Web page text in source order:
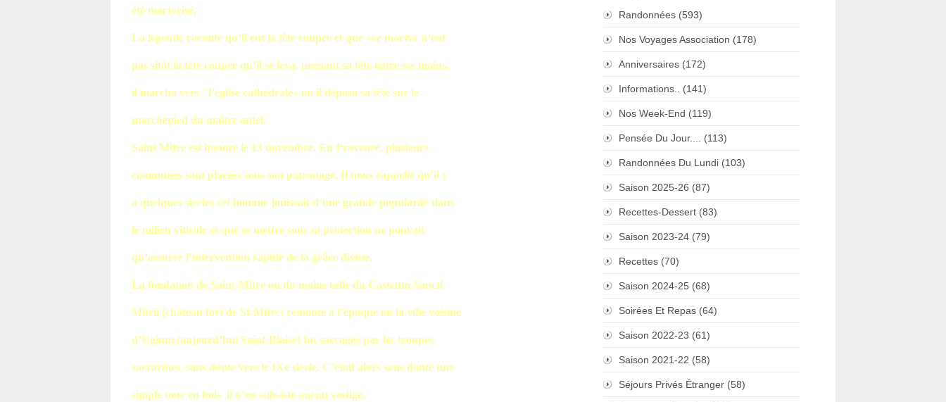
été martyrisé.
La légende raconte qu’il eut la tête coupée et que «ce martyr n’eut
pas sitôt la tête coupée qu’il se leva, prenant sa tête entre ses mains,
il marcha vers "l’église cathédrale» où il déposa sa tête sur le
marchepied du maître autel.
Saint Mitre est honoré le 13 novembre. En Provence, plusieurs
communes sont placées sous son patronage. Il nous rappelle qu’il y
a quelques siècles cet homme jouissait d’une grande popularité dans
le milieu viticole et que se mettre sous sa protection ne pouvait
qu’assurer l’intervention rapide de la grâce divine.
La fondation de Saint-Mitre ou du moins celle du Castrum Sancti
Mitrii (château fort de St-Mitre) remonte à l’époque où la ville voisine
d’Ugium (aujourd’hui Saint-Blaise) fut saccagée par les troupes
sarrazines, sans doute vers le IXe siècle. C’était alors sans doute une
simple tour en bois il n’en subsiste aucun vestige.
Randonnées (593)
Nos Voyages Association (178)
Anniversaires (172)
Informations.. (141)
Nos Week-End (119)
Pensée Du Jour.... (113)
Randonnées Du Lundi (103)
Saison 2025-26 (87)
Recettes-Dessert (83)
Saison 2023-24 (79)
Recettes (70)
Saison 2024-25 (68)
Soirées Et Repas (64)
Saison 2022-23 (61)
Saison 2021-22 (58)
Séjours Privés Étranger (58)